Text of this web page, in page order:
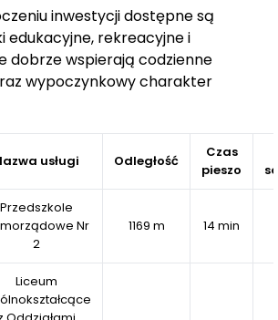
krajową przyczynił się do
i infrastruktury wypoczynkowej.
ośrodek narciarski (około 3,7 km)
Poręba (około 2,6 km)
biegowe
gór
inwestycji dostępne są
edukacyjne, rekreacyjne i
dobrze wspierają codzienne
wypoczynkowy charakter
usługi Odległość
Czas
pieszo
Przedszkole
Nr
2
1169 m 14 min
Liceum